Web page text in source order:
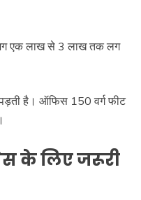
एक लाख से 3 लाख तक लग
है। ऑफिस 150 वर्ग फीट
के लिए जरूरी